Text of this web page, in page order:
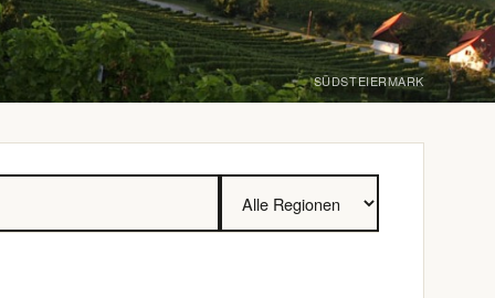
SÜDSTEIERMARK